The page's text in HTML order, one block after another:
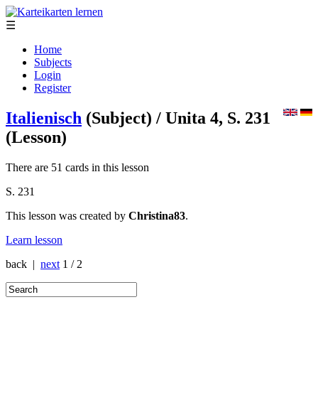
☰
Home
Subjects
Login
Register
Italienisch (Subject) / Unita 4, S. 231
(Lesson)
There are 51 cards in this lesson
S. 231
This lesson was created by Christina83.
Learn lesson
back | next 1 / 2